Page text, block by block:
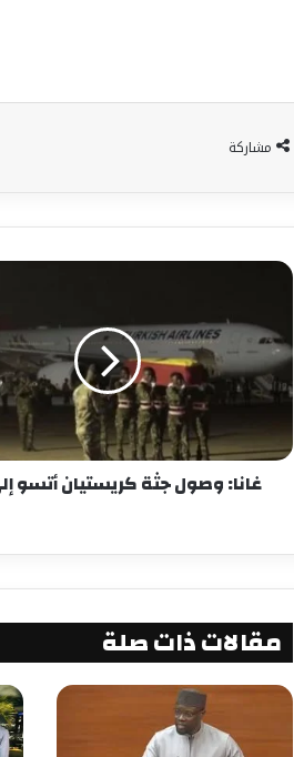
مشاركة
غانا: وصول جثة كريستيان أتسو
مقالات ذات صلة